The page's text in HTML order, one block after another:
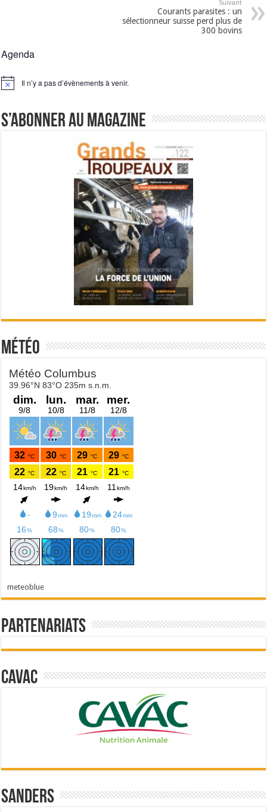
Suivant
Courants parasites : un
sélectionneur suisse perd plus de
300 bovins
Agenda
Notice Il n’y a pas d’évènements à venir.
S’abonner au magazine
Météo
meteoblue
Partenariats
Cavac
Sanders